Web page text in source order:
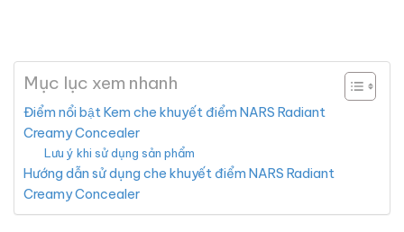
Mục lục xem nhanh
Điểm nổi bật Kem che khuyết điểm NARS Radiant
Creamy Concealer
Lưu ý khi sử dụng sản phẩm
Hướng dẫn sử dụng che khuyết điểm NARS Radiant
Creamy Concealer